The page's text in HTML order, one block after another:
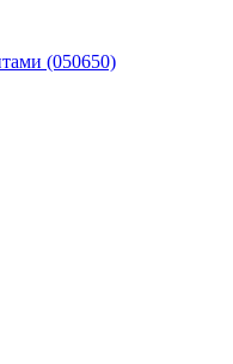
(050650)